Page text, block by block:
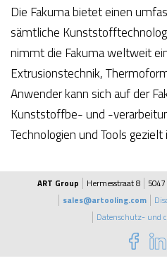
Die Fakuma bietet einen
sämtliche
nimmt die Fakuma weltweit
Extrusionstechnik,
Anwender kann sich auf der
Kunststoffbe- und -
Technologien und Tools
ART Group Hermesstraat 8
sales@artooling.com
Datenschutz- und